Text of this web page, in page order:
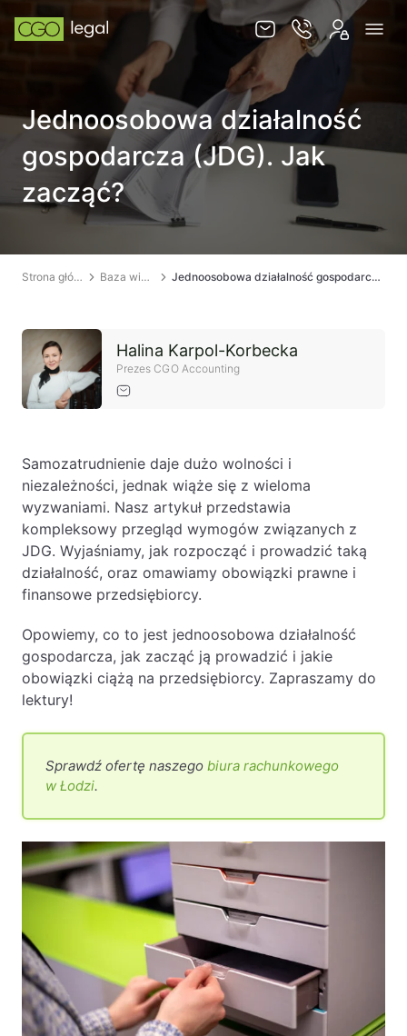
Zespół
Usługi
Obsługa korporacyjna
Doradztwo podatkowe
Spory sądowe
Ochrona majątku i planowanie podatkowe
Doradztwo sukcesyjne
Ochrona majątku
Planowanie podatkowe
Restrukturyzacje
przedsiębiorców poza granicami RP
Obsługa korporacyjna
branży IT
Likwidacje i upadłości spółek
Modelowanie i optymalizacja działalności IT
Przekształcenia spółek
Przygotowywanie umów w obrocie
międzynarodowym
Rejestracja spółek prawa handlowego
Jednoosobowa działalność
gospodarcza (JDG). Jak
zacząć?
Strona główna Baza wiedzy Jednoosobowa działalność gospodarcza (JDG). Jak zacząć?
Halina Karpol-Korbecka
Prezes CGO Accounting
Samozatrudnienie daje dużo wolności i
niezależności, jednak wiąże się z wieloma
wyzwaniami. Nasz artykuł przedstawia
kompleksowy przegląd wymogów związanych z
JDG. Wyjaśniamy, jak rozpocząć i prowadzić taką
działalność, oraz omawiamy obowiązki prawne i
finansowe przedsiębiorcy.
Opowiemy, co to jest jednoosobowa działalność
gospodarcza, jak zacząć ją prowadzić i jakie
obowiązki ciążą na przedsiębiorcy. Zapraszamy do
lektury!
Sprawdź ofertę naszego biura rachunkowego
w Łodzi.